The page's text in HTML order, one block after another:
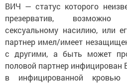
ВИЧ — статус которого
презерватив, возможно
сексуальному насилию, или
партнер имел/имеет
с другими, а быть может
половой партнер
в инфицированной